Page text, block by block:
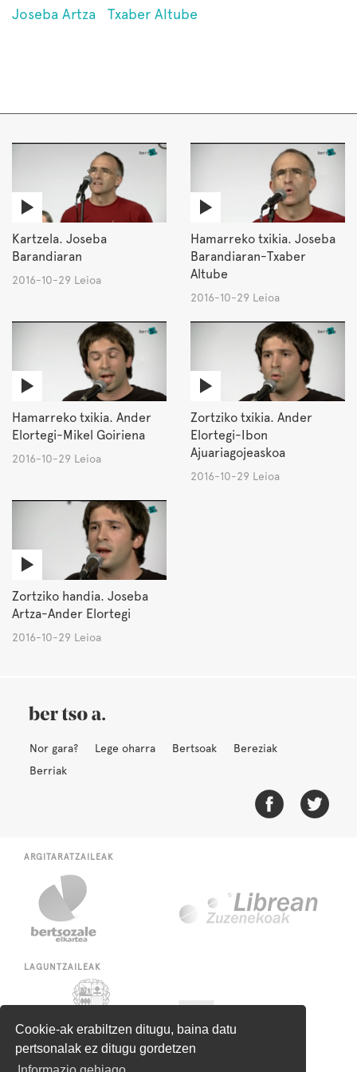
Cookie-ak erabiltzen ditugu, baina datu
pertsonalak ez ditugu gordetzen
Joseba Artza Txaber Altube
Kartzela. Joseba
Barandiaran
2016-10-29 Leioa
Hamarreko txikia. Joseba
Barandiaran-Txaber
Altube
2016-10-29 Leioa
Hamarreko txikia. Ander
Elortegi-Mikel Goiriena
2016-10-29 Leioa
Zortziko txikia. Ander
Elortegi-Ibon
Ajuariagojeaskoa
2016-10-29 Leioa
Zortziko handia. Joseba
Artza-Ander Elortegi
2016-10-29 Leioa
Nor gara? Lege oharra Bertsoak
Bereziak
Berriak
ARGITARATZAILEAK
LAGUNTZAILEAK